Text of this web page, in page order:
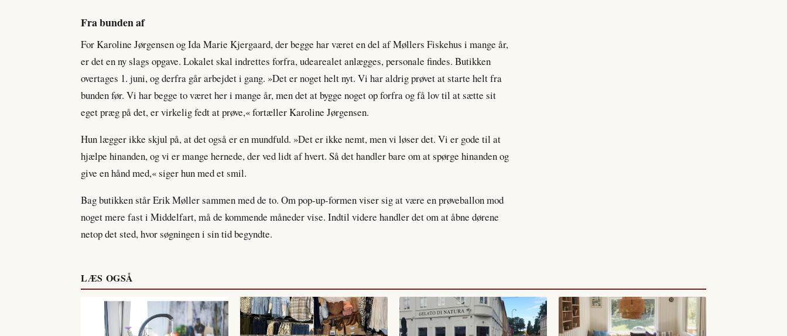
Fra bunden af
For Karoline Jørgensen og Ida Marie Kjergaard, der begge har været en del af Møllers Fiskehus i mange år,
er det en ny slags opgave. Lokalet skal indrettes forfra, udearealet anlægges, personale findes. Butikken
overtages 1. juni, og derfra går arbejdet i gang. »Det er noget helt nyt. Vi har aldrig prøvet at starte helt fra
bunden før. Vi har begge to været her i mange år, men det at bygge noget op forfra og få lov til at sætte sit
eget præg på det, er virkelig fedt at prøve,« fortæller Karoline Jørgensen.
Hun lægger ikke skjul på, at det også er en mundfuld. »Det er ikke nemt, men vi løser det. Vi er gode til at
hjælpe hinanden, og vi er mange hernede, der ved lidt af hvert. Så det handler bare om at spørge hinanden og
give en hånd med,« siger hun med et smil.
Bag butikken står Erik Møller sammen med de to. Om pop-up-formen viser sig at være en prøveballon mod
noget mere fast i Middelfart, må de kommende måneder vise. Indtil videre handler det om at åbne dørene
netop det sted, hvor søgningen i sin tid begyndte.
LÆS OGSÅ